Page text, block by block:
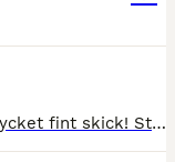
Fin Kingsland schabrak! Använt men mycket fint skick! Storlek ponny